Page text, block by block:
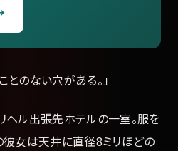
とのない穴がある。」
ヘル出張先ホテルの一室。服を
彼女は天井に直径8ミリほどの